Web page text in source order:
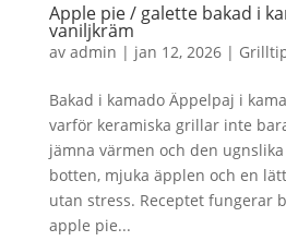
Apple pie / galette bakad i
vaniljkräm
av admin | jan 12, 2026|
Bakad i kamado Äppelpaj i
varför keramiska grillar inte
jämna värmen och den
botten, mjuka äpplen och en
utan stress. Receptet fungerar
apple pie...